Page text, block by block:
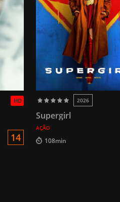
HD
14
2026
Supergirl
AÇÃO
108min